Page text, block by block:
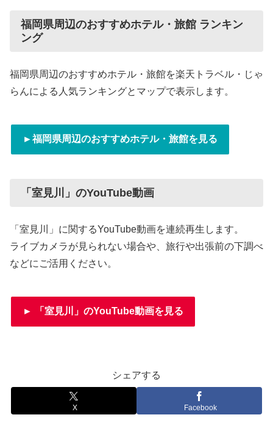
福岡県周辺のおすすめホテル・旅館 ランキン
ング
福岡県周辺のおすすめホテル・旅館を楽天トラベル・じゃ
らんによる人気ランキングとマップで表示します。
►福岡県周辺のおすすめホテル・旅館を見る
「室見川」のYouTube動画
「室見川」に関するYouTube動画を連続再生します。
ライブカメラが見られない場合や、旅行や出張前の下調べ
などにご活用ください。
► 「室見川」のYouTube動画を見る
シェアする
X Facebook